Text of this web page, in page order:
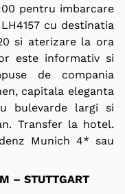
pentru imbarcare
cu destinatia
si aterizare la ora
este informativ si
de compania
capitala eleganta
bulevarde largi si
Transfer la hotel.
Munich 4* sau
– STUTTGART